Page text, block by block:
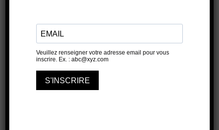
Création pour trois danseuses et trois